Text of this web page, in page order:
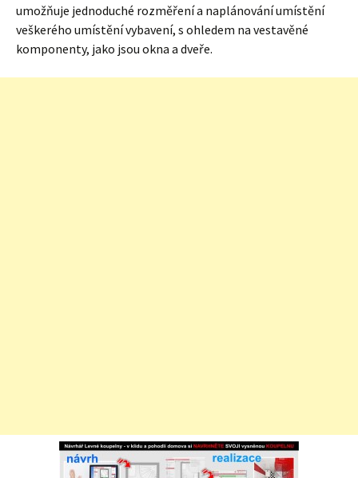
umožňuje jednoduché rozměření a naplánování umístění
veškerého umístění vybavení, s ohledem na vestavěné
komponenty, jako jsou okna a dveře.